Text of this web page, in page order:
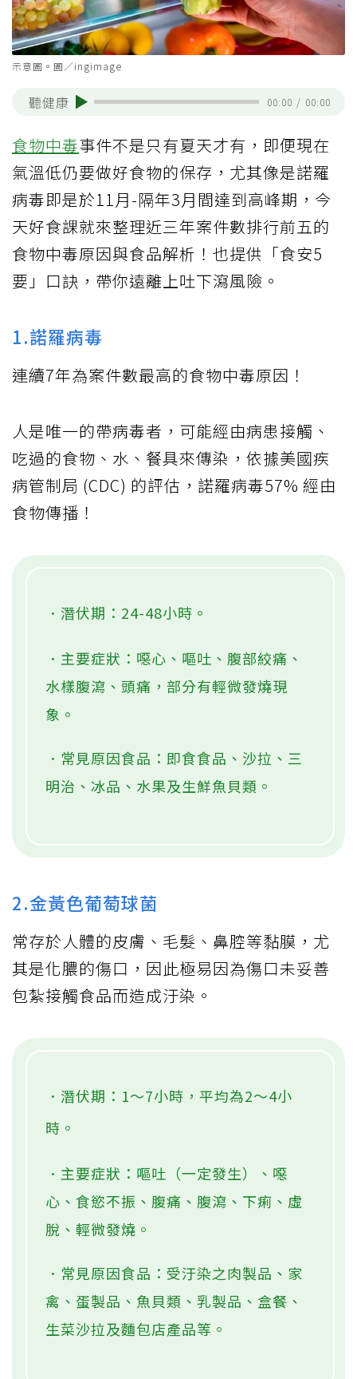
示意圖。圖／ingimage
聽健康 00:00 / 00:00
食物中毒事件不是只有夏天才有，即便現在
氣溫低仍要做好食物的保存，尤其像是諾羅
病毒即是於11月-隔年3月間達到高峰期，今
天好食課就來整理近三年案件數排行前五的
食物中毒原因與食品解析！也提供「食安5
要」口訣，帶你遠離上吐下瀉風險。
1.諾羅病毒
連續7年為案件數最高的食物中毒原因！
人是唯一的帶病毒者，可能經由病患接觸、
吃過的食物、水、餐具來傳染，依據美國疾
病管制局 (CDC) 的評估，諾羅病毒57% 經由
食物傳播！
．潛伏期：24-48小時。
．主要症狀：噁心、嘔吐、腹部絞痛、
水樣腹瀉、頭痛，部分有輕微發燒現
象。
．常見原因食品：即食食品、沙拉、三
明治、冰品、水果及生鮮魚貝類。
2.金黃色葡萄球菌
常存於人體的皮膚、毛髮、鼻腔等黏膜，尤
其是化膿的傷口，因此極易因為傷口未妥善
包紮接觸食品而造成汙染。
．潛伏期：1～7小時，平均為2～4小
時。
．主要症狀：嘔吐（一定發生）、噁
心、食慾不振、腹痛、腹瀉、下痢、虛
脫、輕微發燒。
．常見原因食品：受汙染之肉製品、家
禽、蛋製品、魚貝類、乳製品、盒餐、
生菜沙拉及麵包店產品等。